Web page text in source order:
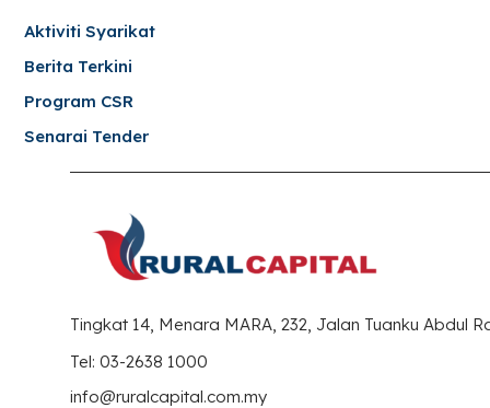
Aktiviti Syarikat
Berita Terkini
Program CSR
Senarai Tender
Tingkat 14, Menara MARA, 232, Jalan Tuanku Abdul
Tel: 03-2638 1000
info@ruralcapital.com.my